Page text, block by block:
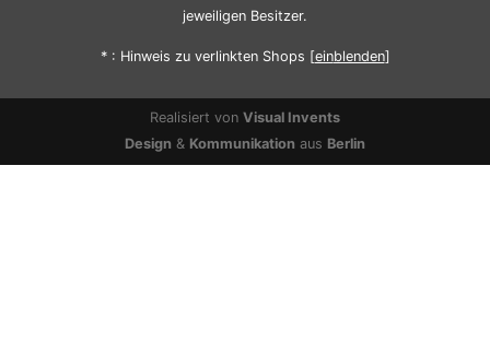
jeweiligen Besitzer.
* : Hinweis zu verlinkten Shops [einblenden]
Realisiert von Visual Invents
Design & Kommunikation aus Berlin